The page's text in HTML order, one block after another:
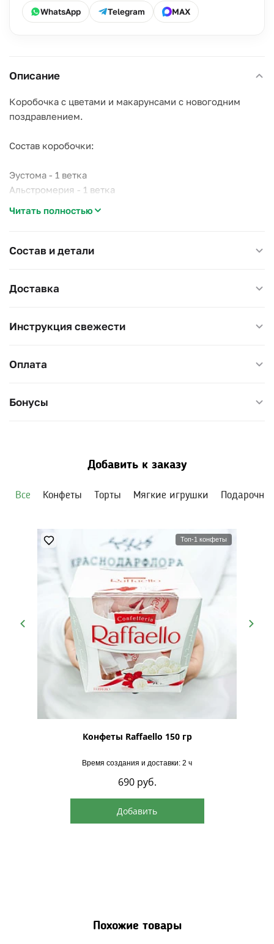
WhatsApp
Telegram MAX
Описание
Коробочка с цветами и макарунсами с новогодним
поздравлением.
Состав коробочки:
Эустома - 1 ветка
Альстромерия - 1 ветка
Коробка с лентой и новогодним принтом - 1 шт.
Читать полностью
Состав и детали
Доставка
Инструкция свежести
Оплата
Бонусы
Добавить к заказу
Все Конфеты Торты Мягкие игрушки
Топ-1 конфеты
Конфеты Raffaello 150 гр
Время создания и доставки: 2 ч
690 руб.
Добавить
Похожие товары